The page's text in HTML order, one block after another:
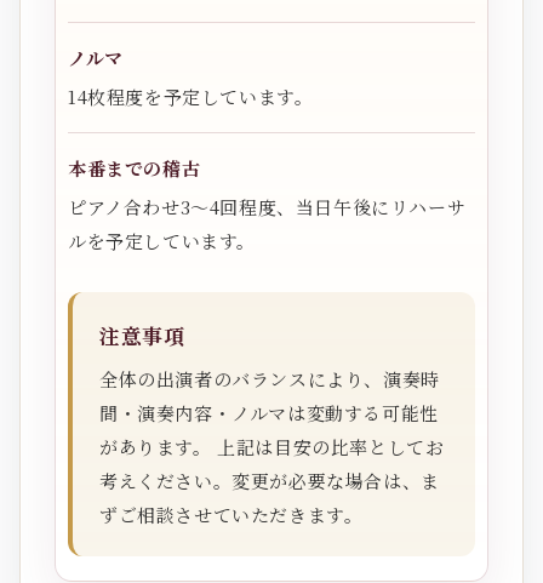
ノルマ
14枚程度を予定しています。
本番までの稽古
ピアノ合わせ3〜4回程度、当日午後にリハーサ
ルを予定しています。
注意事項
全体の出演者のバランスにより、演奏時
間・演奏内容・ノルマは変動する可能性
があります。 上記は目安の比率としてお
考えください。変更が必要な場合は、ま
ずご相談させていただきます。